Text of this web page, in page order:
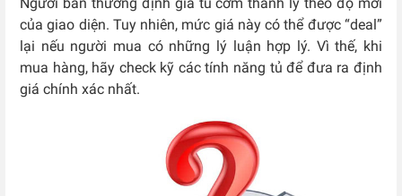
của giao diện. Tuy nhiên, mức giá này có thể được “deal”
lại nếu người mua có những lý luận hợp lý. Vì thế, khi
mua hàng, hãy check kỹ các tính năng tủ để đưa ra định
giá chính xác nhất.